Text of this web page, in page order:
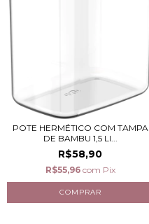
POTE HERMÉTICO COM TAMPA
DE BAMBU 1,5 LI...
R$58,90
R$55,96 com Pix